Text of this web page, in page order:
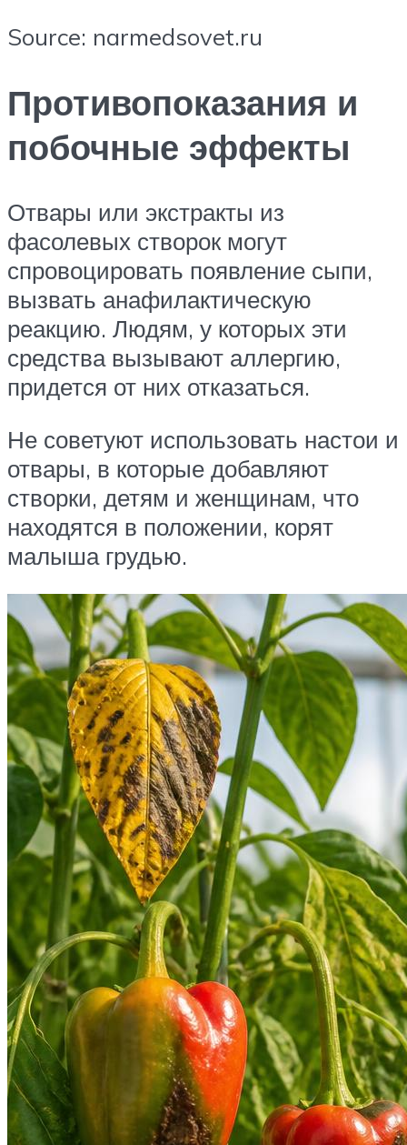
Source: narmedsovet.ru
Противопоказания и
побочные эффекты
Отвары или экстракты из
фасолевых створок могут
спровоцировать появление сыпи,
вызвать анафилактическую
реакцию. Людям, у которых эти
средства вызывают аллергию,
придется от них отказаться.
Не советуют использовать настои и
отвары, в которые добавляют
створки, детям и женщинам, что
находятся в положении, корят
малыша грудью.